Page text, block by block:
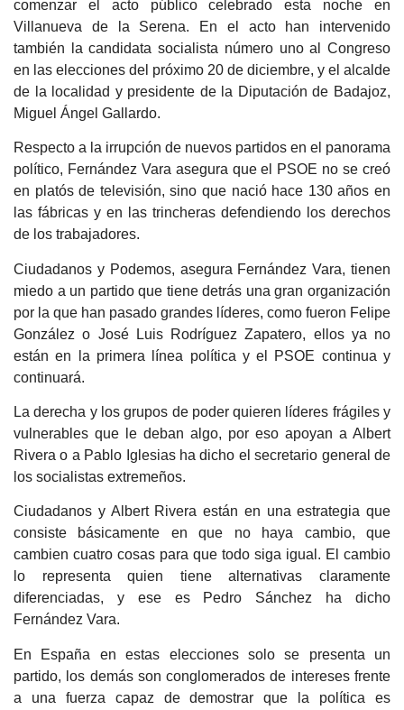
comenzar el acto público celebrado esta noche en
Villanueva de la Serena. En el acto han intervenido
también la candidata socialista número uno al Congreso
en las elecciones del próximo 20 de diciembre, y el alcalde
de la localidad y presidente de la Diputación de Badajoz,
Miguel Ángel Gallardo.
Respecto a la irrupción de nuevos partidos en el panorama
político, Fernández Vara asegura que el PSOE no se creó
en platós de televisión, sino que nació hace 130 años en
las fábricas y en las trincheras defendiendo los derechos
de los trabajadores.
Ciudadanos y Podemos, asegura Fernández Vara, tienen
miedo a un partido que tiene detrás una gran organización
por la que han pasado grandes líderes, como fueron Felipe
González o José Luis Rodríguez Zapatero, ellos ya no
están en la primera línea política y el PSOE continua y
continuará.
La derecha y los grupos de poder quieren líderes frágiles y
vulnerables que le deban algo, por eso apoyan a Albert
Rivera o a Pablo Iglesias ha dicho el secretario general de
los socialistas extremeños.
Ciudadanos y Albert Rivera están en una estrategia que
consiste básicamente en que no haya cambio, que
cambien cuatro cosas para que todo siga igual. El cambio
lo representa quien tiene alternativas claramente
diferenciadas, y ese es Pedro Sánchez ha dicho
Fernández Vara.
En España en estas elecciones solo se presenta un
partido, los demás son conglomerados de intereses frente
a una fuerza capaz de demostrar que la política es